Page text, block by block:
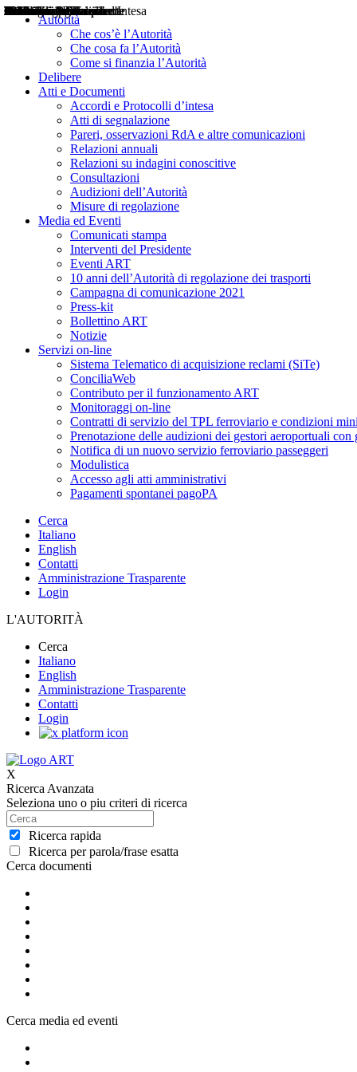
Autorità
Che cos’è l’Autorità
Che cosa fa l’Autorità
Come si finanzia l’Autorità
Delibere
Atti e Documenti
Accordi e Protocolli d’intesa
Atti di segnalazione
Pareri, osservazioni RdA e altre comunicazioni
Relazioni annuali
Relazioni su indagini conoscitive
Consultazioni
Audizioni dell’Autorità
Misure di regolazione
Media ed Eventi
Comunicati stampa
Interventi del Presidente
Eventi ART
10 anni dell’Autorità di regolazione dei trasporti
Campagna di comunicazione 2021
Press-kit
Bollettino ART
Notizie
Servizi on-line
Sistema Telematico di acquisizione reclami (SiTe)
ConciliaWeb
Contributo per il funzionamento ART
Monitoraggi on-line
Contratti di servizio del TPL ferroviario e condizioni
Prenotazione delle audizioni dei gestori aeroportuali con
Notifica di un nuovo servizio ferroviario passeggeri
Modulistica
Accesso agli atti amministrativi
Pagamenti spontanei pagoPA
Cerca
Italiano
English
Contatti
Amministrazione Trasparente
Login
L'AUTORITÀ
Cerca
Italiano
English
Amministrazione Trasparente
Contatti
Login
X
Ricerca Avanzata
Seleziona uno o piu criteri di ricerca
Ricerca rapida
Ricerca per parola/frase esatta
Cerca documenti
Delibere
Pareri
Consultazioni
Audizioni
Atti di Segnalazione
Accordi e Protocolli d'Intesa
Relazioni annuali
Misure di regolazione
Cerca media ed eventi
Notizie
Comunicati Stampa
Bollettini ART
Convegni ART
Interviste del Presidente
Articoli in primo piano
Interventi del Presidente
2004
2005
2010
2013
2014
2015
2016
2017
2018
2019
202
2020
2021
2022
2023
2024
2025
2026
Aereo
Marittimo
Terrestre